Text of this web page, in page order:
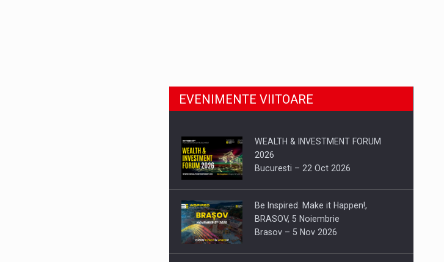
EVENIMENTE VIITOARE
WEALTH & INVESTMENT FORUM
2026
Bucuresti – 22 Oct 2026
Be Inspired. Make it Happen!,
BRASOV, 5 Noiembrie
Brasov – 5 Nov 2026